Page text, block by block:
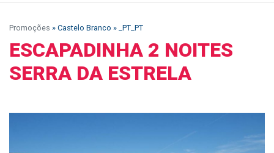
Promoções » Castelo Branco » _PT_PT
ESCAPADINHA 2 NOITES
SERRA DA ESTRELA